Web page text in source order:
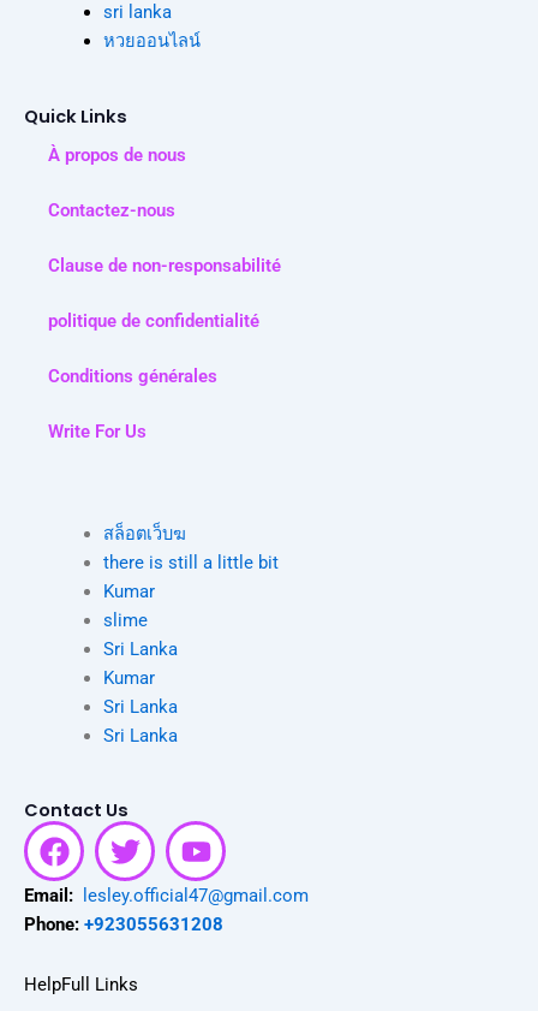
sri lanka
หวยออนไลน์
Quick Links
À propos de nous
Contactez-nous
Clause de non-responsabilité
politique de confidentialité
Conditions générales
Write For Us
สล็อตเว็บฆ
there is still a little bit
Kumar
slime
Sri Lanka
Kumar
Sri Lanka
Sri Lanka
Contact Us
F
a
c
e
o
T
w
i
t
e
Y
o
u
t
Email:
lesley.official47@gmail.com
Phone: +923055631208
HelpFull Links